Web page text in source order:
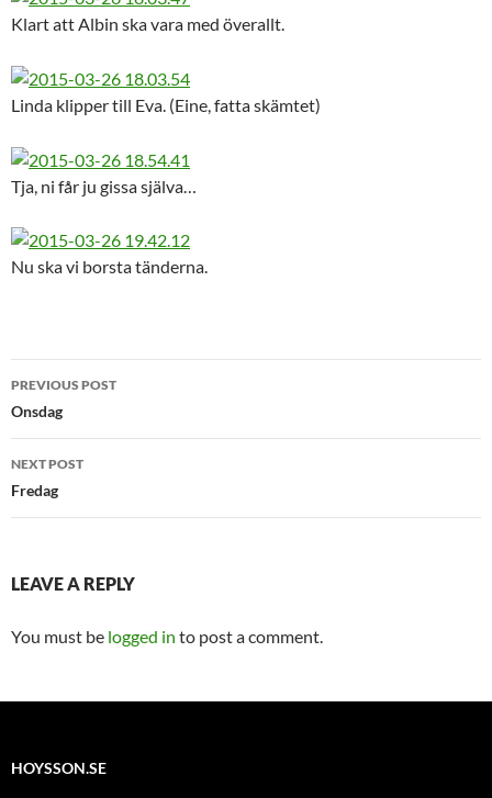
Klart att Albin ska vara med överallt.
Linda klipper till Eva. (Eine, fatta skämtet)
Tja, ni får ju gissa själva…
Nu ska vi borsta tänderna.
Post
navigation
PREVIOUS POST
Onsdag
NEXT POST
Fredag
LEAVE A REPLY
You must be logged in to post a comment.
HOYSSON.SE